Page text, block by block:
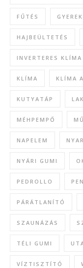
FŰTÉS
HAJBEÜLTETÉS
INVERTERES KLÍMA
KLÍMA KLÍMA
KUTYATÁP
MÉHPEMPŐ
NAPELEM
NYÁRI GUMI
PEDROLLO
PÁRÁTLANÍTÓ
SZAUNÁZÁS
TÉLI GUMI
VÍZTISZTÍTÓ